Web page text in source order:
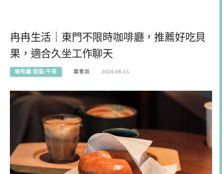
冉冉生活｜東門不限時咖啡廳，推薦好吃貝
果，適合久坐工作聊天
咖啡廳/甜點/午茶 寫食派 2024-08-15